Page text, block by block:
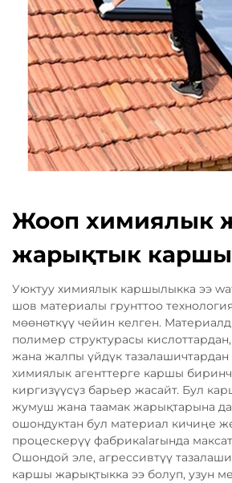
Жооп химиялык
жарықтык
Уюктуу химиялык каршылыкка ээ
шов материалы грунттоо
мөөнөткүү чейин келген.
полимер структурасы
жана жалпы үйдүк тазалашичтардан
химиялык агенттерге каршы
киргизүүсүз барьер жасайт. Бул
жумуш жана таамак жарықтарына да
ошондуктан бул материал кичиңе
процескерүү фабрикalarында
Ошондой эле, агрессивтүү
каршы жарықтыкка ээ болуп, узун